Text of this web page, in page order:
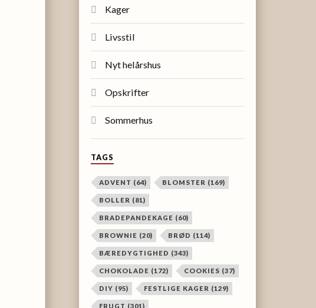
Kager
Livsstil
Nyt helårshus
Opskrifter
Sommerhus
TAGS
ADVENT (64) BLOMSTER (169)
BOLLER (81)
BRADEPANDEKAGE (60)
BROWNIE (20) BRØD (114)
BÆREDYGTIGHED (343)
CHOKOLADE (172) COOKIES (37)
DIY (95) FESTLIGE KAGER (129)
FRUGT (301)